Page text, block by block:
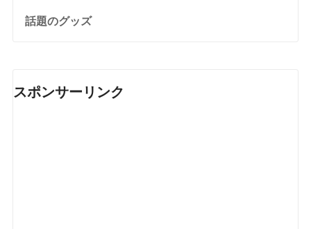
話題のグッズ
スポンサーリンク